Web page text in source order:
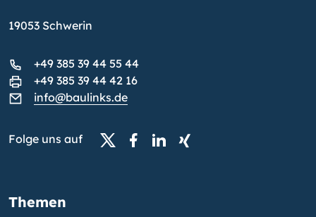
19053 Schwerin
+49 385 39 44 55 44
+49 385 39 44 42 16
info@baulinks.de
Folge uns auf
Themen